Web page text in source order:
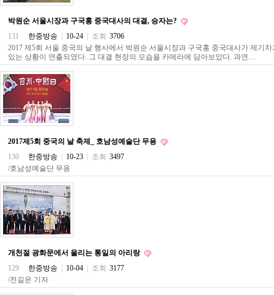
직
링
크
114
24
간
대
18
모
아
비
아
탑-
프
입
박원순 서울시장과 구국홍 중국대사의 대결, 승자는?
131
한중방송 10-24 조회 3706
2017 제5회 서울 중국의 날 행사에서 박원순 서울시장과 구국홍 중국대사가 제기
있는 상황이 연출되였다. 그 대결 현장의 모습을 카메라에 담아보았다. 과연…
2017제5회 중국의 날 축제_ 호남성예술단 무용
130
한중방송 10-23 조회 3497
/호남성예술단 무용
개천절 광화문에서 울리는 통일의 아리랑
129
한중방송 10-04 조회 3177
/전길운 기자